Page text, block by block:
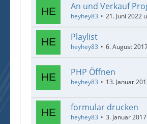
An und Verkauf
heyhey83 21. Juni 2022
Playlist
heyhey83 6. August
PHP Öffnen
heyhey83 13. Januar
formular drucken
heyhey83 3. Januar